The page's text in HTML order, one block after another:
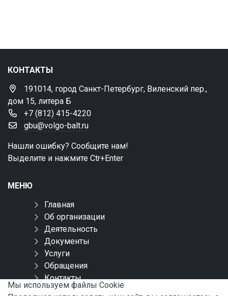
КОНТАКТЫ
191014, город Санкт-Петербург, Виленский пер.,
дом 15, литера Б
+7 (812) 415-4220
gbu@volgo-balt.ru
Нашли ошибку? Сообщите нам!
Выделите и нажмите Ctr+Enter
МЕНЮ
Главная
Об организации
Деятельность
Документы
Услуги
Обращения
Контакты
Карта сайта
Мы используем файлы Сookie